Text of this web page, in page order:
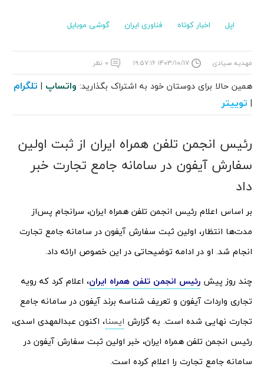
اپل اخبار کوتاه فناوری ایران گوشی موبایل
مهدیه صیادی ۱۴۰۳/۱۰/۱۷ ۱۹:۵۷:۱۶ ۰ نظر
همین حالا برای دوستان خود به اشتراک بگذارید: واتساپ | تلگرام
| توییتر
رئیس انجمن تلفن همراه ایران از ثبت اولین
سفارش آیفون در سامانه جامع تجارت خبر
داد
بر اساس اعلام رئیس انجمن تلفن همراه ایران، سرانجام پس‌از
مدت‌ها انتظار، اولین ثبت سفارش آیفون در سامانه جامع تجارت
انجام شد. او در ادامه توضیحاتی در این خصوص ارائه داد.
چند روز پیش رئیس انجمن تلفن همراه ایران، اعلام کرد که رویه
تجاری واردات آیفون و تعریف شناسه برند آیفون در سامانه جامع
تجارت نهایی شده است. به گزارش ایسنا، اکنون عبدالمهدی اسدی،
رئیس انجمن تلفن همراه ایران، خبر اولین ثبت سفارش آیفون در
سامانه جامع تجارت را اعلام کرده است.